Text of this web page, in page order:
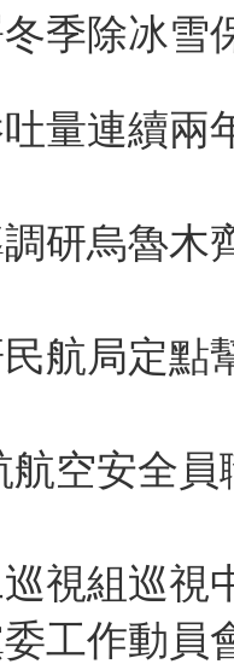
季除冰雪
量連續兩
研烏魯木
航局定點
空安全員
視組巡視
工作動員